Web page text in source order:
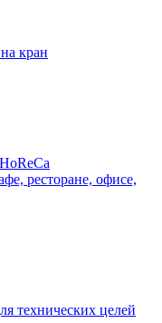
кран
ресторане, офисе,
технических целей